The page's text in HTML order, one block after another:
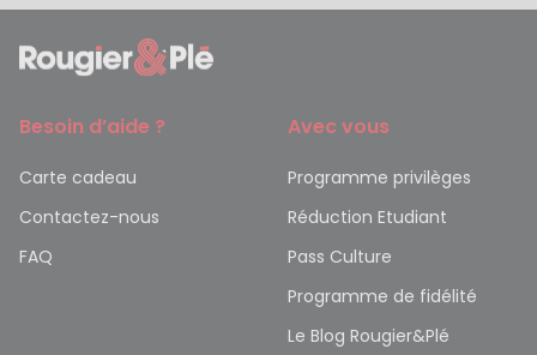
Besoin d’aide ?
Carte cadeau
Contactez-nous
FAQ
Avec vous
Programme privilèges
Réduction Etudiant
Pass Culture
Programme de fidélité
Le Blog Rougier&Plé